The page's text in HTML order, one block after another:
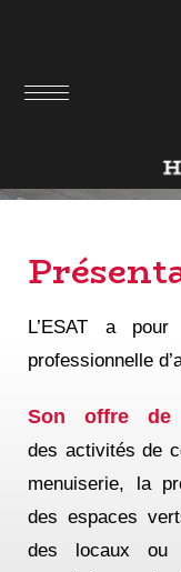
L’ESAT a
professionnelle
Son offre de
des activités de
menuiserie, la
des espaces
des locaux ou